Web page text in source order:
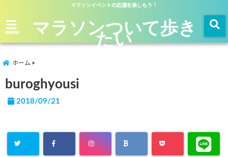
マラソンイベントの応援を楽しもう！
menu マラソンついて歩き
たい
ホーム
buroghyousi
2018/09/21